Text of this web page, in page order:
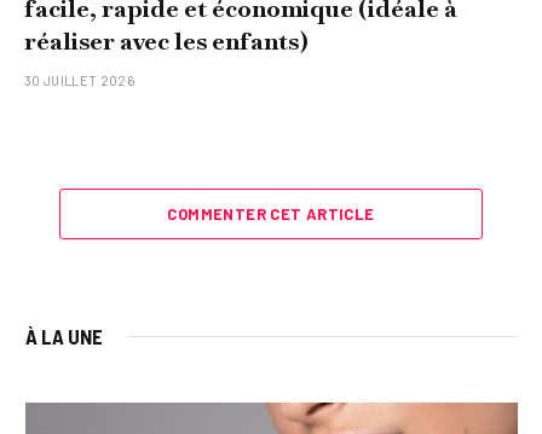
facile, rapide et économique (idéale à
réaliser avec les enfants)
30 JUILLET 2026
COMMENTER CET ARTICLE
À LA UNE